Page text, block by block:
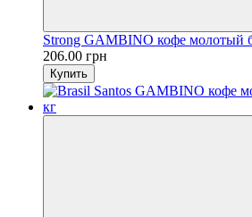
Strong GAMBINO кофе молотый
206.00 грн
Купить